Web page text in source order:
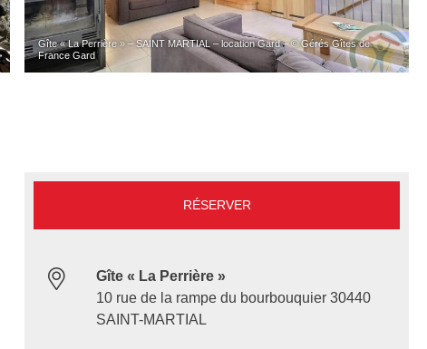
Gîte « La Perrière » – SAINT MARTIAL – location Gard – © Gérés Gîtes de
France Gard
RÉSERVER
Gîte « La Perrière »
10 rue de la rampe du bourbouquier 30440
SAINT-MARTIAL